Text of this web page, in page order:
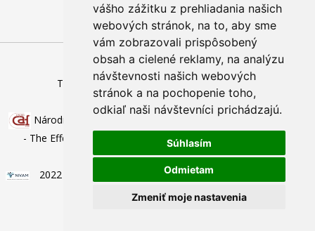
vášho zážitku z prehliadania našich
webových stránok, na to, aby sme
vám zobrazovali prispôsobený
obsah a cielené reklamy, na analýzu
návštevnosti našich webových
stránok a na pochopenie toho,
odkiaľ naši návštevníci prichádzajú.
Súhlasím
Odmietam
Zmeniť moje nastavenia
Technický prevádzkovateľ|Správca obsahu
Národný inštitút vzdelávania a mládeže, pracovisko Pluhová
- The Effective CAF User - Efektívny používateľ modelu CAF
2022 © Národný inštitút vzdelávania a mládeže, pracovisko
Pluhová